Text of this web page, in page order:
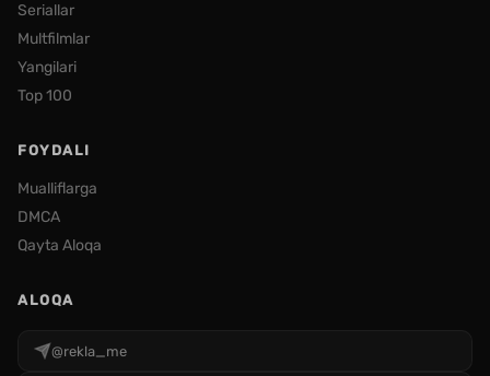
Seriallar
Multfilmlar
Yangilari
Top 100
FOYDALI
Mualliflarga
DMCA
Qayta Aloqa
ALOQA
@rekla_me